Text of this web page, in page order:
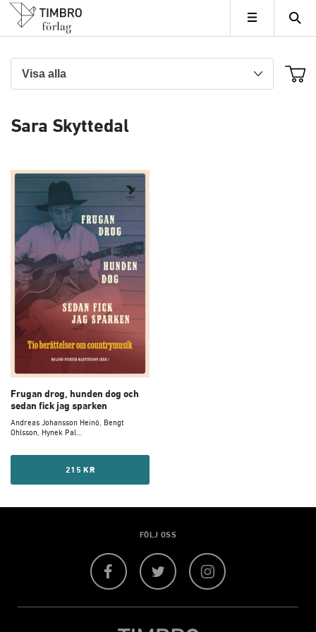
Timbro
MENY
Sara Skyttedal
Frugan drog, hunden dog och
sedan fick jag sparken
Andreas Johansson Heinö, Bengt
Ohlsson, Hynek Pal...
215 KR
FÖLJ OSS